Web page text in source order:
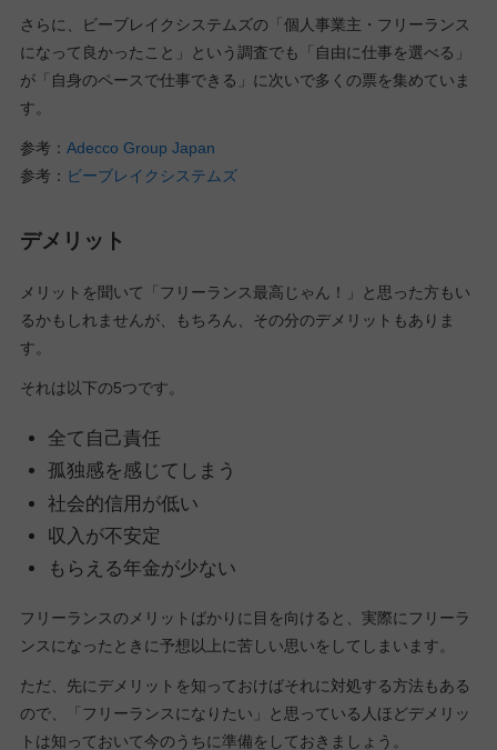
さらに、ビーブレイクシステムズの「個人事業主・フリーランス
になって良かったこと」という調査でも「自由に仕事を選べる」
が「自身のペースで仕事できる」に次いで多くの票を集めていま
す。
参考： Adecco Group Japan
参考： ビーブレイクシステムズ
デメリット
メリットを聞いて「フリーランス最高じゃん！」と思った方もい
るかもしれませんが、もちろん、その分のデメリットもありま
す。
それは以下の5つです。
全て自己責任
孤独感を感じてしまう
社会的信用が低い
収入が不安定
もらえる年金が少ない
フリーランスのメリットばかりに目を向けると、実際にフリーラ
ンスになったときに予想以上に苦しい思いをしてしまいます。
ただ、先にデメリットを知っておけばそれに対処する方法もある
ので、「フリーランスになりたい」と思っている人ほどデメリッ
トは知っておいて今のうちに準備をしておきましょう。